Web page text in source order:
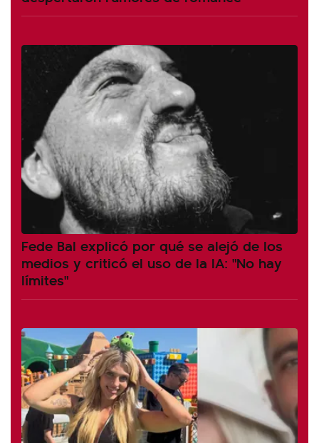
Fede Bal explicó por qué se alejó de los
medios y criticó el uso de la IA: "No hay
límites"